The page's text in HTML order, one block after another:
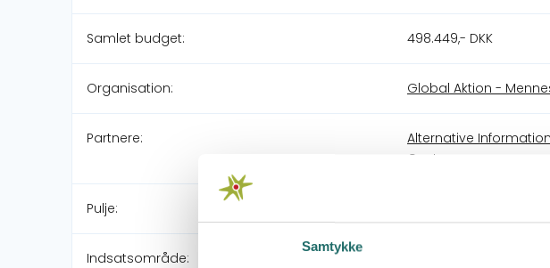
Samtykke
Samlet budget: 498.449,- DKK
Organisation: Global Aktion -
Partnere:
Alternative
Centre
Pulje:
Indsatsområde: